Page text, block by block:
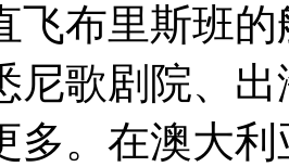
飞布里斯班
尼歌剧院、
多。在澳大